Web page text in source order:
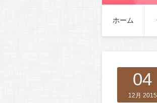
ホーム
04
12月 2015